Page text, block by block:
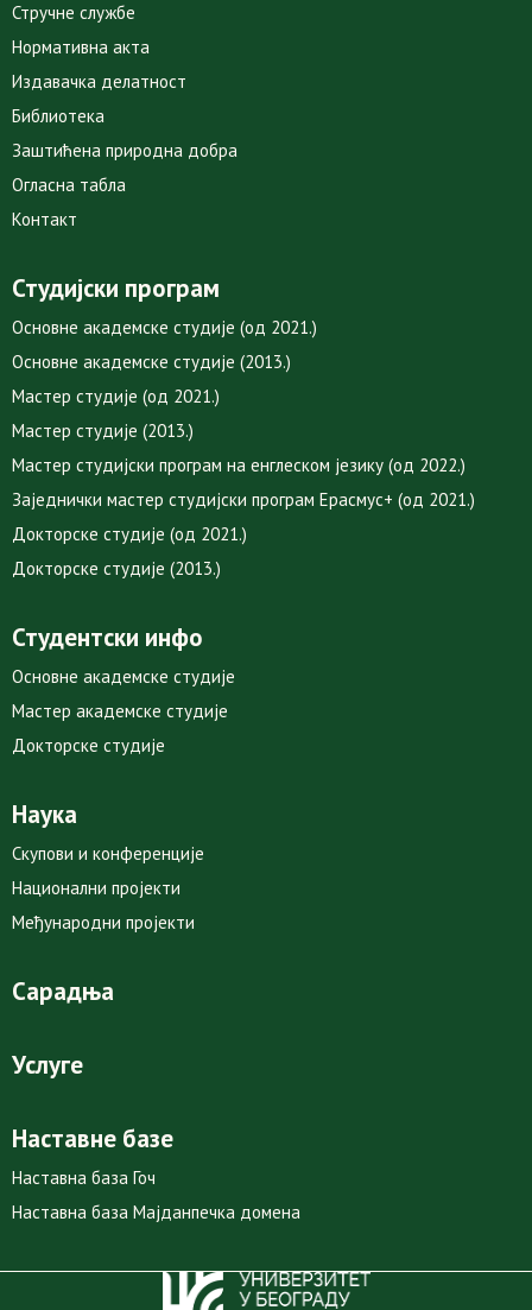
Стручне службе
Нормативна акта
Издавачка делатност
Библиотека
Заштићена природна добра
Огласна табла
Контакт
Студијски програм
Основне академске студије (од 2021.)
Основне академске студије (2013.)
Мастер студије (од 2021.)
Мастер студије (2013.)
Мастер студијски програм на енглеском језику (од 2022.)
Заједнички мастер студијски програм Ерасмус+ (од 2021.)
Докторске студије (од 2021.)
Докторске студије (2013.)
Студентски инфо
Основне академске студије
Мастер академске студије
Докторске студије
Наука
Скупови и конференције
Национални пројекти
Међународни пројекти
Сарадња
Услуге
Наставне базе
Наставна база Гоч
Наставна база Мајданпечка домена